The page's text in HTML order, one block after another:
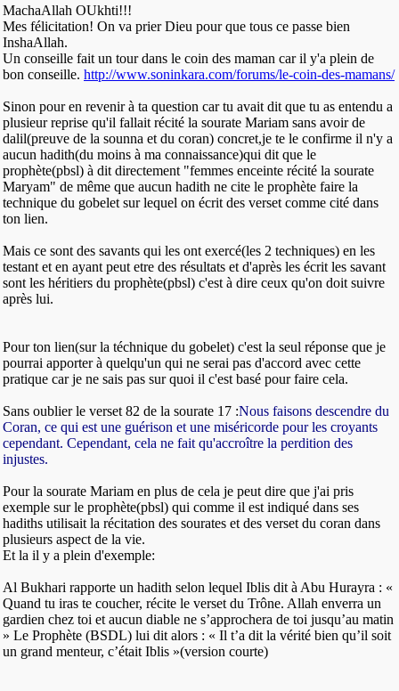
MachaAllah OUkhti!!!
Mes félicitation! On va prier Dieu pour que tous ce passe bien
InshaAllah.
Un conseille fait un tour dans le coin des maman car il y'a plein de
bon conseille. http://www.soninkara.com/forums/le-coin-des-mamans/
Sinon pour en revenir à ta question car tu avait dit que tu as entendu a
plusieur reprise qu'il fallait récité la sourate Mariam sans avoir de
dalil(preuve de la sounna et du coran) concret,je te le confirme il n'y a
aucun hadith(du moins à ma connaissance)qui dit que le
prophète(pbsl) à dit directement "femmes enceinte récité la sourate
Maryam" de même que aucun hadith ne cite le prophète faire la
technique du gobelet sur lequel on écrit des verset comme cité dans
ton lien.
Mais ce sont des savants qui les ont exercé(les 2 techniques) en les
testant et en ayant peut etre des résultats et d'après les écrit les savant
sont les héritiers du prophète(pbsl) c'est à dire ceux qu'on doit suivre
après lui.
Pour ton lien(sur la téchnique du gobelet) c'est la seul réponse que je
pourrai apporter à quelqu'un qui ne serai pas d'accord avec cette
pratique car je ne sais pas sur quoi il c'est basé pour faire cela.
Sans oublier le verset 82 de la sourate 17 :Nous faisons descendre du
Coran, ce qui est une guérison et une miséricorde pour les croyants
cependant. Cependant, cela ne fait qu'accroître la perdition des
injustes.
Pour la sourate Mariam en plus de cela je peut dire que j'ai pris
exemple sur le prophète(pbsl) qui comme il est indiqué dans ses
hadiths utilisait la récitation des sourates et des verset du coran dans
plusieurs aspect de la vie.
Et la il y a plein d'exemple:
Al Bukhari rapporte un hadith selon lequel Iblis dit à Abu Hurayra : «
Quand tu iras te coucher, récite le verset du Trône. Allah enverra un
gardien chez toi et aucun diable ne s’approchera de toi jusqu’au matin
» Le Prophète (BSDL) lui dit alors : « Il t’a dit la vérité bien qu’il soit
un grand menteur, c’était Iblis »(version courte)